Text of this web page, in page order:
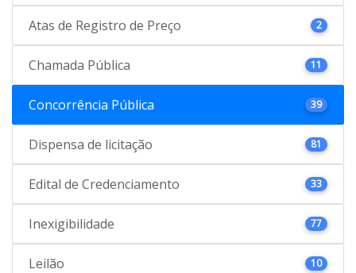
Atas de Registro de Preço 2
Chamada Pública 11
Concorrência Pública 39
Dispensa de licitação 81
Edital de Credenciamento 33
Inexigibilidade 77
Leilão 10